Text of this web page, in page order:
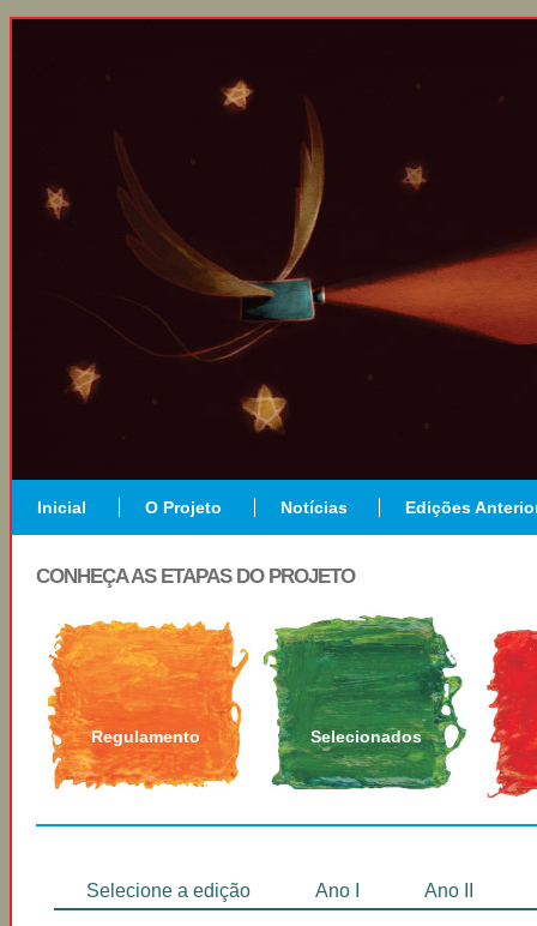
Inicial O Projeto Notícias Edições
CONHEÇA AS ETAPAS DO PROJETO
Regulamento Selecionados
Selecione a edição Ano I Ano II